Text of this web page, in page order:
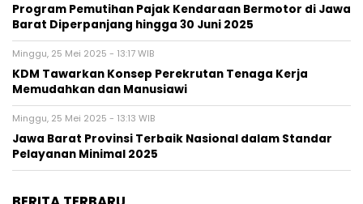
Program Pemutihan Pajak Kendaraan Bermotor di Jawa
Barat Diperpanjang hingga 30 Juni 2025
Minggu, 25 Mei 2025 - 13:17 WIB
KDM Tawarkan Konsep Perekrutan Tenaga Kerja
Memudahkan dan Manusiawi
Minggu, 25 Mei 2025 - 13:13 WIB
Jawa Barat Provinsi Terbaik Nasional dalam Standar
Pelayanan Minimal 2025